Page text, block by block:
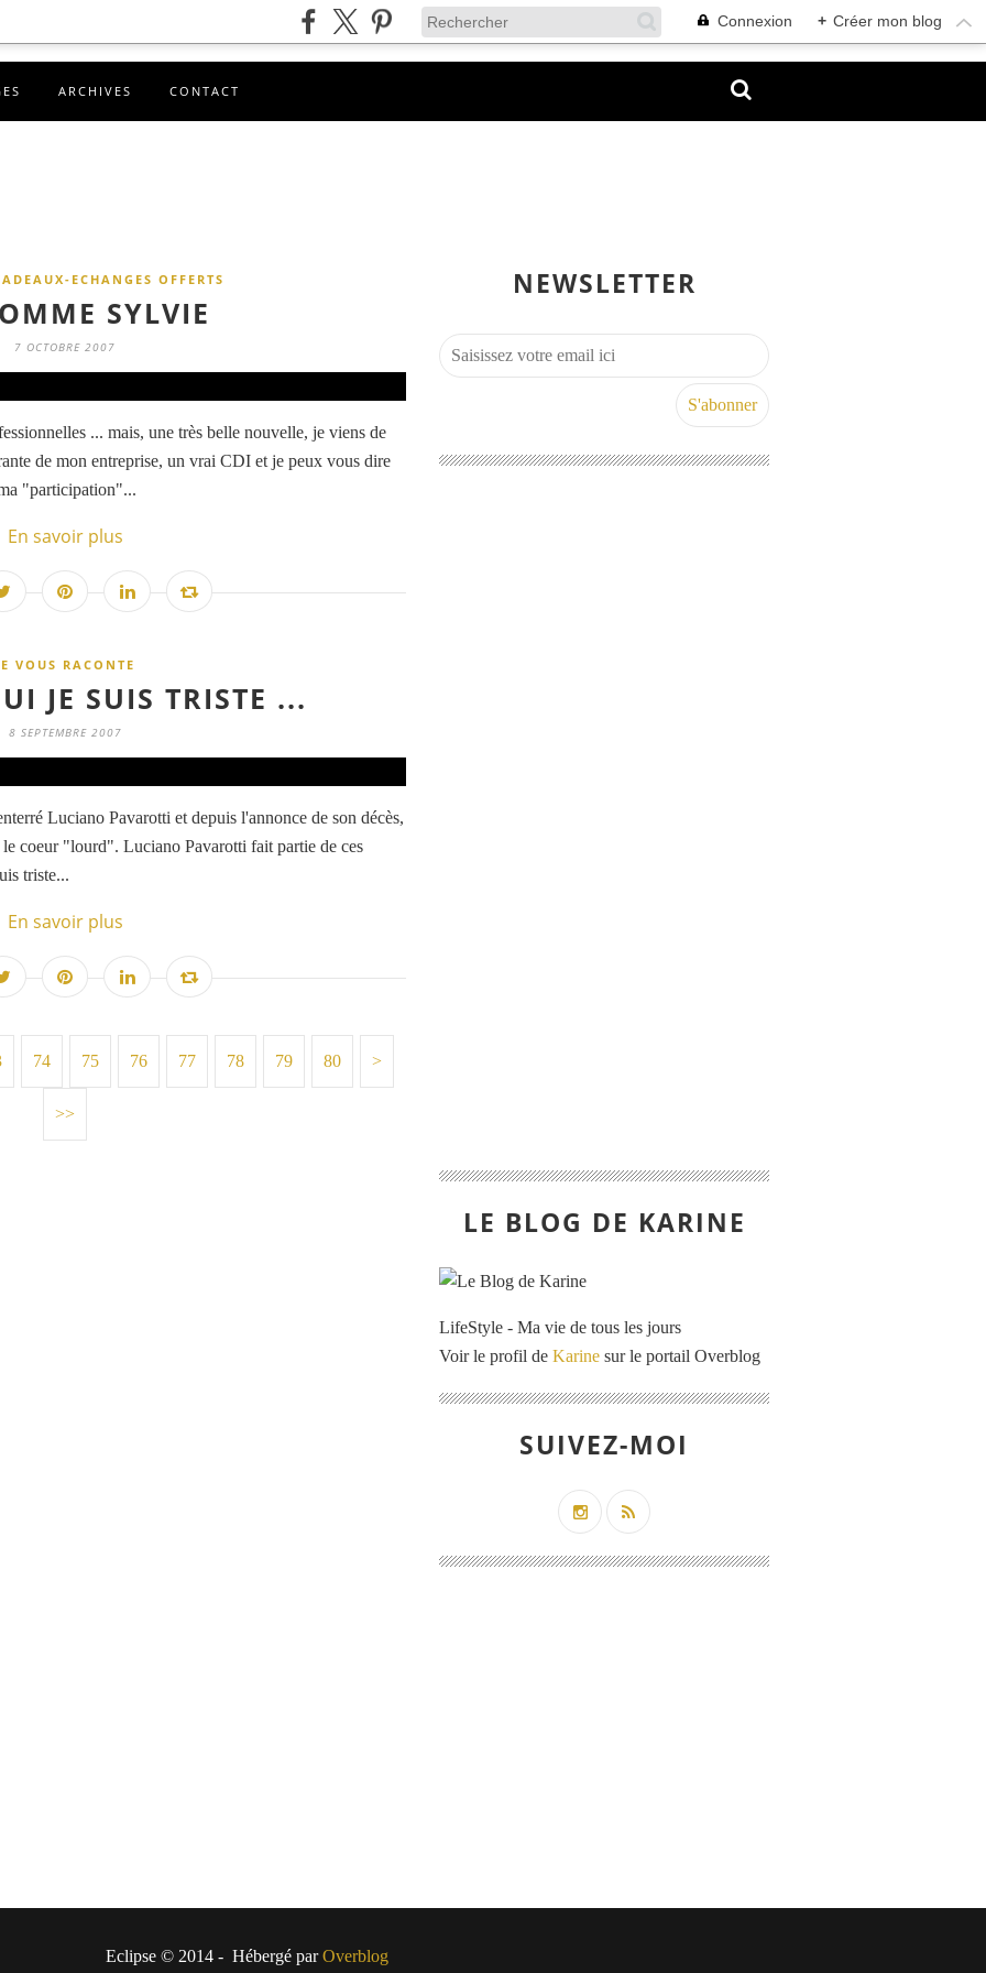
Connexion + Créer mon blog
ARCHIVES CONTACT
ECHANGES OFFERTS
SYLVIE
7 OCTOBRE 2007
... mais, une très belle nouvelle, je viens de
de mon entreprise, un vrai CDI et je peux vous dire
"participation"...
En savoir plus
VOUS RACONTE
JE SUIS TRISTE ...
8 SEPTEMBRE 2007
Luciano Pavarotti et depuis l'annonce de son décès,
coeur "lourd". Luciano Pavarotti fait partie de ces
triste...
En savoir plus
74 75 76 77 78 79 80 90
100
200
>
>>
NEWSLETTER
LE BLOG DE KARINE
LifeStyle - Ma vie de tous les jours
Voir le profil de Karine sur le portail Overblog
SUIVEZ-MOI
Eclipse © 2014 - Hébergé parOverblog